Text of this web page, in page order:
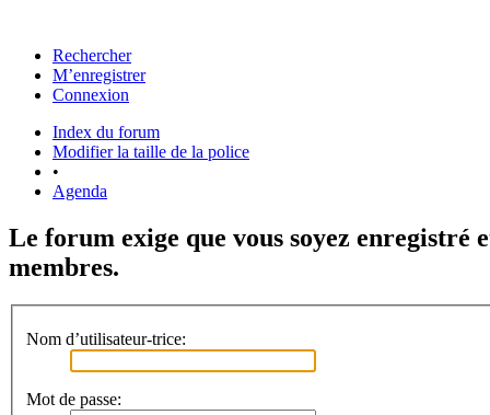
Rechercher
M’enregistrer
Connexion
Index du forum
Modifier la taille de la police
•
Agenda
Le forum exige que vous soyez
membres.
Nom d’utilisateur-trice:
Mot de passe: